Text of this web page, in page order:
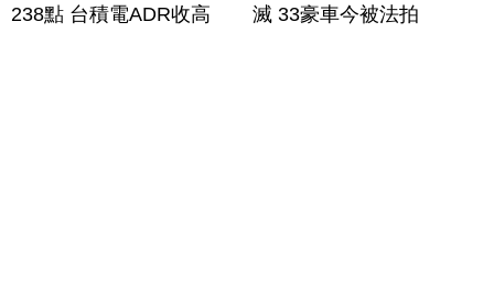
238點 台積電ADR收高
滅 33豪車今被法拍